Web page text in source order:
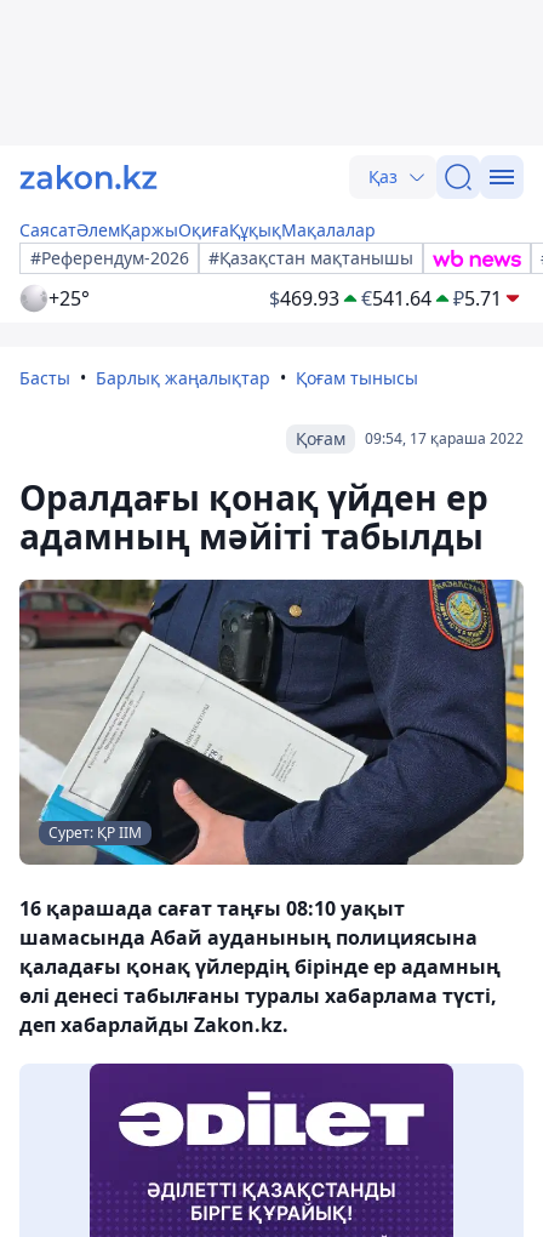
Қаз
СаясатӘлемҚаржыОқиғаҚұқықМақалалар
#Референдум-2026
#Қазақстан мақтанышы
+25° $469.93 €541.64 ₽5.71
Басты Барлық жаңалықтар Қоғам тынысы
09:54, 17 қараша 2022
Қоғам
Оралдағы қонақ үйден ер
адамның мәйіті табылды
Сурет: ҚР ІІМ
16 қарашада сағат таңғы 08:10 уақыт
шамасында Абай ауданының полициясына
қаладағы қонақ үйлердің бірінде ер адамның
өлі денесі табылғаны туралы хабарлама түсті,
деп хабарлайды Zakon.kz.